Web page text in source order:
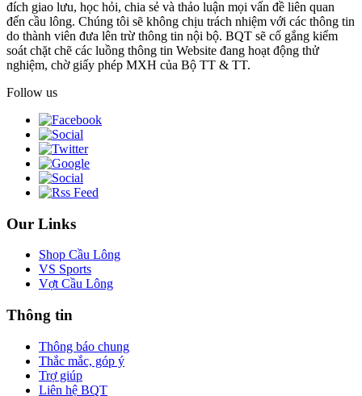
đích giao lưu, học hỏi, chia sẻ và thảo luận mọi vấn đề liên quan
đến cầu lông. Chúng tôi sẽ không chịu trách nhiệm với các thông tin
do thành viên đưa lên trừ thông tin nội bộ. BQT sẽ cố gắng kiểm
soát chặt chẽ các luồng thông tin Website đang hoạt động thử
nghiệm, chờ giấy phép MXH của Bộ TT & TT.
Follow us
Our Links
Shop Cầu Lông
VS Sports
Vợt Cầu Lông
Thông tin
Thông báo chung
Thắc mắc, góp ý
Trợ giúp
Liên hệ BQT